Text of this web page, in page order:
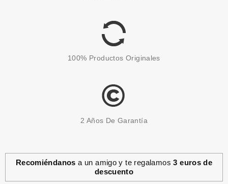
100% Productos Originales
2 Años De Garantía
Recomiéndanos a un amigo y te regalamos3 euros de
descuento